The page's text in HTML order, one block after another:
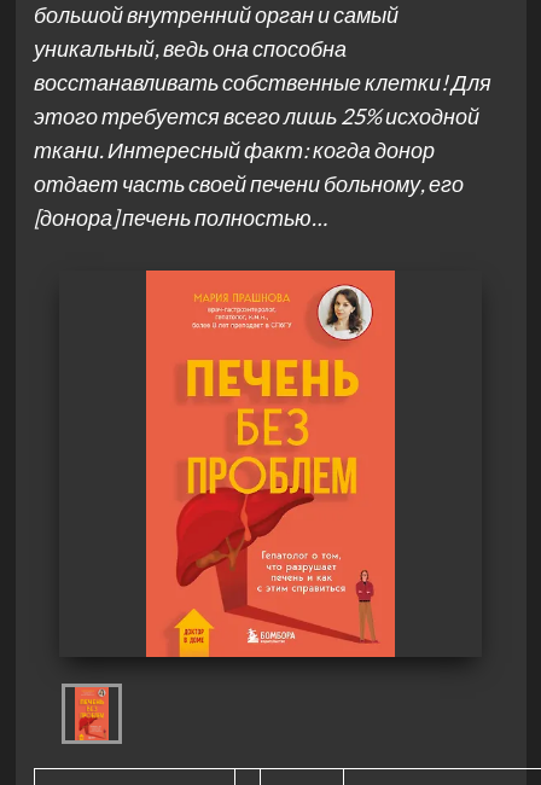
большой внутренний орган и самый
уникальный, ведь она способна
восстанавливать собственные клетки! Для
этого требуется всего лишь 25% исходной
ткани. Интересный факт: когда донор
отдает часть своей печени больному, его
[донора] печень полностью…